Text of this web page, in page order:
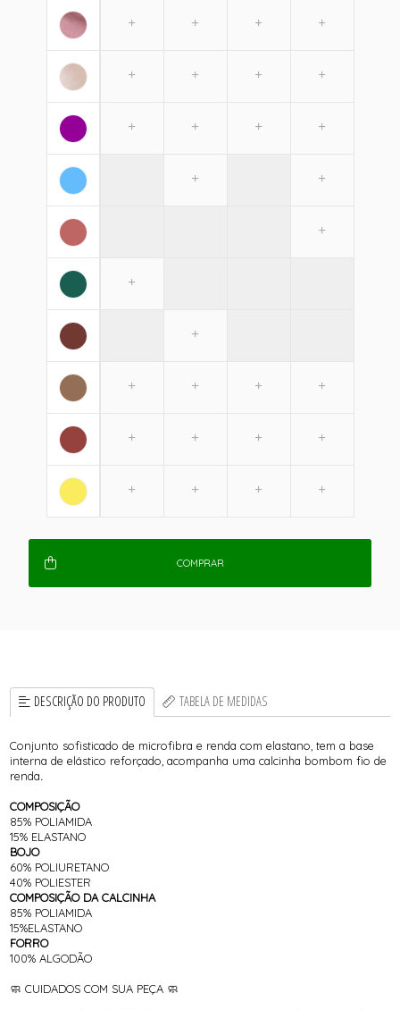
COMPRAR
DESCRIÇÃO DO PRODUTO TABELA DE MEDIDAS
Conjunto sofisticado de microfibra e renda com elastano, tem a base
interna de elástico reforçado, acompanha uma calcinha bombom fio de
renda.
COMPOSIÇÃO
85% POLIAMIDA
15% ELASTANO
BOJO
60% POLIURETANO
40% POLIESTER
COMPOSIÇÃO DA CALCINHA
85% POLIAMIDA
15%ELASTANO
FORRO
100% ALGODÃO
🧼 CUIDADOS COM SUA PEÇA 🧼